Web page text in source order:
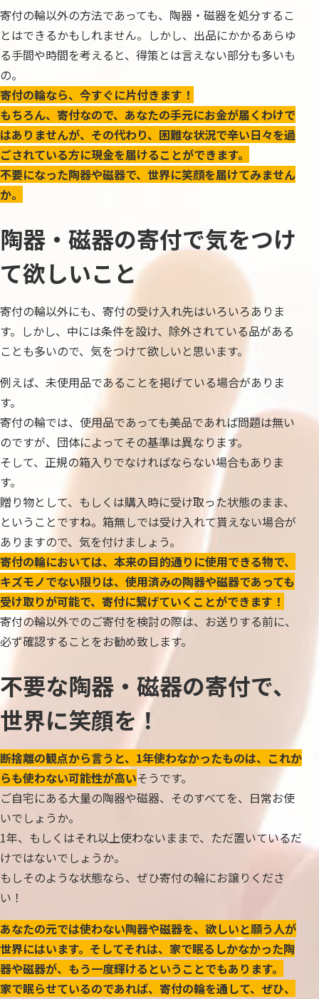
寄付の輪以外の方法であっても、陶器・磁器を処分するこ
とはできるかもしれません。しかし、出品にかかるあらゆ
る手間や時間を考えると、得策とは言えない部分も多いも
の。
寄付の輪なら、今すぐに片付きます！
もちろん、寄付なので、あなたの手元にお金が届くわけで
はありませんが、その代わり、困難な状況で辛い日々を過
ごされている方に現金を届けることができます。
不要になった陶器や磁器で、世界に笑顔を届けてみません
か。
陶器・磁器の寄付で気をつけ
て欲しいこと
寄付の輪以外にも、寄付の受け入れ先はいろいろありま
す。しかし、中には条件を設け、除外されている品がある
ことも多いので、気をつけて欲しいと思います。
例えば、未使用品であることを掲げている場合がありま
す。
寄付の輪では、使用品であっても美品であれば問題は無い
のですが、団体によってその基準は異なります。
そして、正規の箱入りでなければならない場合もありま
す。
贈り物として、もしくは購入時に受け取った状態のまま、
ということですね。箱無しでは受け入れて貰えない場合が
ありますので、気を付けましょう。
寄付の輪においては、本来の目的通りに使用できる物で、
キズモノでない限りは、使用済みの陶器や磁器であっても
受け取りが可能で、寄付に繋げていくことができます！
寄付の輪以外でのご寄付を検討の際は、お送りする前に、
必ず確認することをお勧め致します。
不要な陶器・磁器の寄付で、
世界に笑顔を！
断捨離の観点から言うと、1年使わなかったものは、これか
らも使わない可能性が高いそうです。
ご自宅にある大量の陶器や磁器、そのすべてを、日常お使
いでしょうか。
1年、もしくはそれ以上使わないままで、ただ置いているだ
けではないでしょうか。
もしそのような状態なら、ぜひ寄付の輪にお譲りくださ
い！
あなたの元では使わない陶器や磁器を、欲しいと願う人が
世界にはいます。そしてそれは、家で眠るしかなかった陶
器や磁器が、もう一度輝けるということでもあります。
家で眠らせているのであれば、寄付の輪を通して、ぜひ、